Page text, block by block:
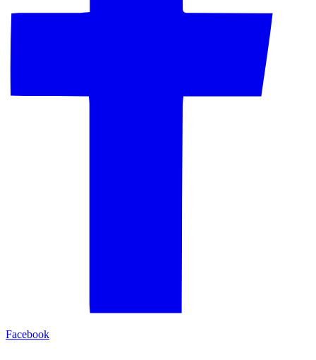
Facebook